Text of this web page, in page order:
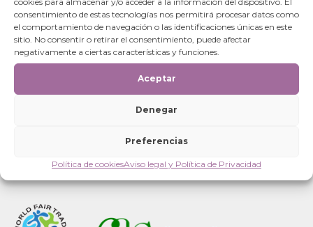
consentimiento de estas tecnologías nos permitirá procesar datos como
el comportamiento de navegación o las identificaciones únicas en este
sitio. No consentir o retirar el consentimiento, puede afectar
negativamente a ciertas características y funciones.
Aceptar
Denegar
Preferencias
Política de cookiesAviso legal y Política de Privacidad